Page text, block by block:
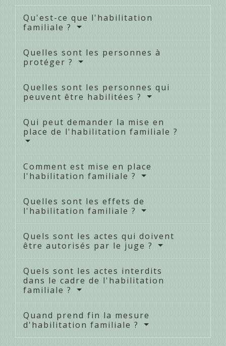
Qu'est-ce que l'habilitation
familiale ?
Quelles sont les personnes à
protéger ?
Quelles sont les personnes qui
peuvent être habilitées ?
Qui peut demander la mise en
place de l'habilitation familiale ?
Comment est mise en place
l'habilitation familiale ?
Quelles sont les effets de
l'habilitation familiale ?
Quels sont les actes qui doivent
être autorisés par le juge ?
Quels sont les actes interdits
dans le cadre de l'habilitation
familiale ?
Quand prend fin la mesure
d'habilitation familiale ?